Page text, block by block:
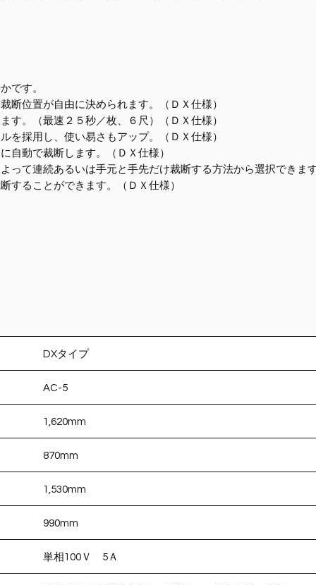
です。
断位置が自由に決められます。（ＤＸ仕様）
す。（最速２５秒／枚、６尺）（ＤＸ仕様）
を採用し、使い易さもアップ。（ＤＸ仕様）
自動で裁断します。（ＤＸ仕様）
って連続あるいは手元と手先だけ裁断する方法から選択できま
することができます。（ＤＸ仕様）
DXタイプ
AC-5
1,620mm
870mm
1,530mm
990mm
単相100Ｖ 5Ａ